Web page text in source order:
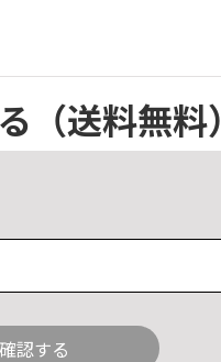
（送料無料）
認する